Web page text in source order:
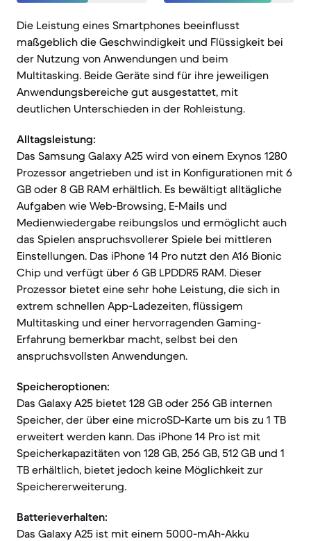
Die Leistung eines Smartphones beeinflusst
maßgeblich die Geschwindigkeit und Flüssigkeit bei
der Nutzung von Anwendungen und beim
Multitasking. Beide Geräte sind für ihre jeweiligen
Anwendungsbereiche gut ausgestattet, mit
deutlichen Unterschieden in der Rohleistung.
Alltagsleistung:
Das Samsung Galaxy A25 wird von einem Exynos 1280
Prozessor angetrieben und ist in Konfigurationen mit 6
GB oder 8 GB RAM erhältlich. Es bewältigt alltägliche
Aufgaben wie Web-Browsing, E-Mails und
Medienwiedergabe reibungslos und ermöglicht auch
das Spielen anspruchsvollerer Spiele bei mittleren
Einstellungen. Das iPhone 14 Pro nutzt den A16 Bionic
Chip und verfügt über 6 GB LPDDR5 RAM. Dieser
Prozessor bietet eine sehr hohe Leistung, die sich in
extrem schnellen App-Ladezeiten, flüssigem
Multitasking und einer hervorragenden Gaming-
Erfahrung bemerkbar macht, selbst bei den
anspruchsvollsten Anwendungen.
Speicheroptionen:
Das Galaxy A25 bietet 128 GB oder 256 GB internen
Speicher, der über eine microSD-Karte um bis zu 1 TB
erweitert werden kann. Das iPhone 14 Pro ist mit
Speicherkapazitäten von 128 GB, 256 GB, 512 GB und 1
TB erhältlich, bietet jedoch keine Möglichkeit zur
Speichererweiterung.
Batterieverhalten:
Das Galaxy A25 ist mit einem 5000-mAh-Akku